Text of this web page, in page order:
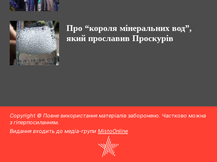
Про “короля мінеральних вод”,
який прославив Проскурів
Copyright © Повне використання матеріалів заборонено. Частково можна
з гіперпосиланням.
Видання входить до медіа-групи MistoOnline